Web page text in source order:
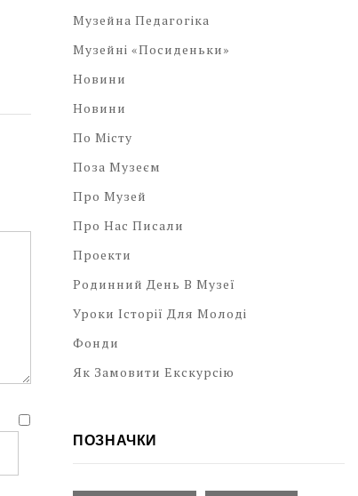
Музейна Педагогіка
Музейні «посиденьки»
Новини
Новини
По Місту
Поза Музеєм
Про Музей
Про Нас Писали
Проекти
Родинний День В Музеї
Уроки Історії Для Молоді
Фонди
Як Замовити Екскурсію
ПОЗНАЧКИ